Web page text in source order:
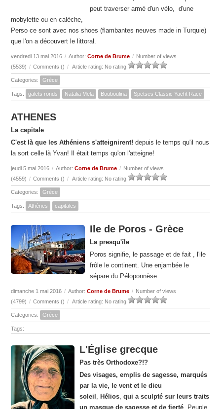
peut traverser armé d'un vélo, d'une
mobylette ou en calèche,
Perso ce sont avec nos shoes (flambantes neuves made in Turquie)
que l'on a découvert le littoral.
vendredi 13 mai 2016 / Author:Corne de Brume / Number of views
(5539) / Comments () / Article rating: No rating
Categories: Grèce
Tags: galets ronds Natalia Mela Bouboulina Spetses Classic Yacht Race
ATHENES
La capitale
C'est là que les Athéniens s'atteignirent! depuis le temps qu'il nous
la sort celle là Yvan! Il était temps qu'on l'atteigne!
jeudi 5 mai 2016 / Author:Corne de Brume / Number of views
(4559) / Comments () / Article rating: No rating
Categories: Grèce
Tags: Athènes capitales
Ile de Poros - Grèce
La presqu'île
Poros signifie, le passage et de fait , l'ile
frôle le continent. Une enjambée le
sépare du Péloponnèse
dimanche 1 mai 2016 / Author:Corne de Brume / Number of views
(4799) / Comments () / Article rating: No rating
Categories: Grèce
Tags:
L'Église grecque
Pas très Orthodoxe?!?
Des visages, emplis de sagesse, marqués
par la vie, le vent et le dieu
soleil , Hélios,qui a sculpté sur leurs traits
un masque de sagesse et de fierté . Peuple